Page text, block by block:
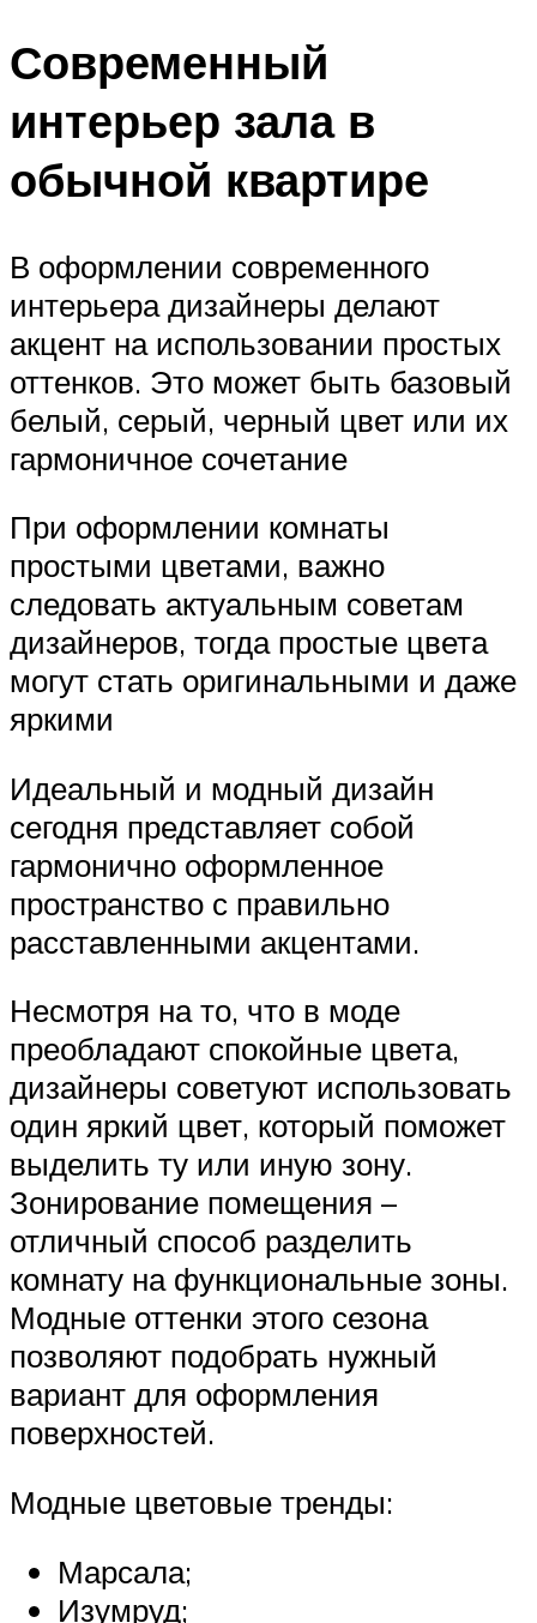
Современный
интерьер зала в
обычной квартире
В оформлении современного
интерьера дизайнеры делают
акцент на использовании простых
оттенков. Это может быть базовый
белый, серый, черный цвет или их
гармоничное сочетание
При оформлении комнаты
простыми цветами, важно
следовать актуальным советам
дизайнеров, тогда простые цвета
могут стать оригинальными и даже
яркими
Идеальный и модный дизайн
сегодня представляет собой
гармонично оформленное
пространство с правильно
расставленными акцентами.
Несмотря на то, что в моде
преобладают спокойные цвета,
дизайнеры советуют использовать
один яркий цвет, который поможет
выделить ту или иную зону.
Зонирование помещения –
отличный способ разделить
комнату на функциональные зоны.
Модные оттенки этого сезона
позволяют подобрать нужный
вариант для оформления
поверхностей.
Модные цветовые тренды:
Марсала;
Изумруд;